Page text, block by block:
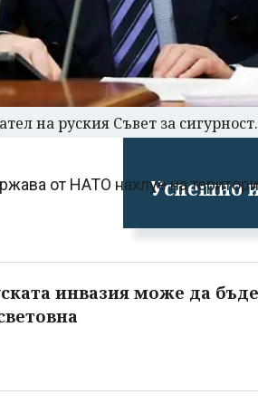
Успешно
на руския Съвет за
от НАТО нахлуе на
инвазия може да